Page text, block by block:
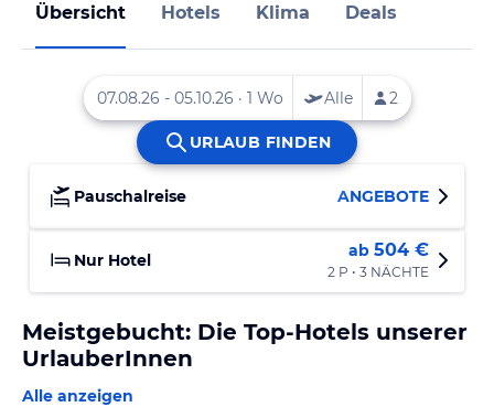
Übersicht Hotels Klima Deals
Pauschalreise ANGEBOTE
Nur Hotel ab 504 €
2 P • 3 NÄCHTE
Meistgebucht: Die Top-Hotels unserer
UrlauberInnen
Alle anzeigen